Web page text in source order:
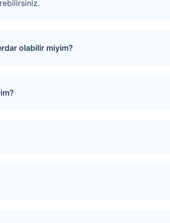
olabilir miyim?
size SMS ve e-mail yoluyla iletilir.
ya da reddedilir. Satıcının dönüşü